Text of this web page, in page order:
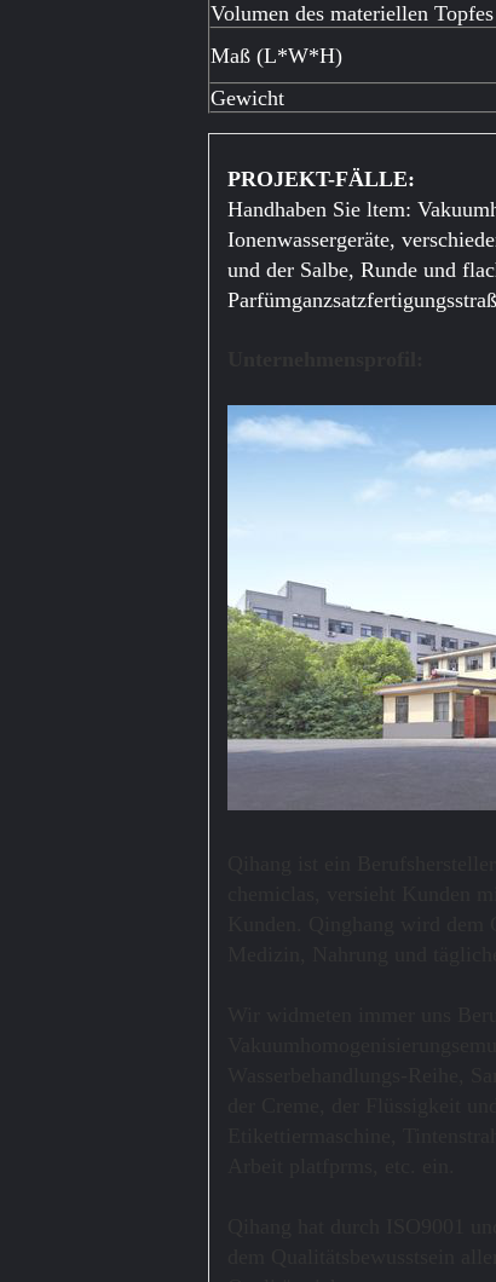
Volumen des materiellen Topfes
Maß (L*W*H)
Gewicht
PROJEKT-FÄLLE:
Handhaben Sie ltem:
Ionenwassergeräte,
und der Salbe, Runde und